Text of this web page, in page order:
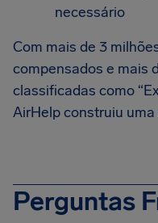
necessário
Com mais de 3
compensados e mais
classificadas como
AirHelp construiu
Perguntas